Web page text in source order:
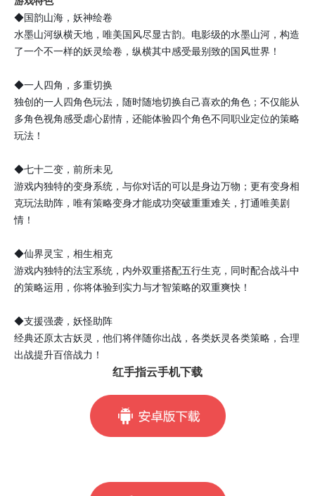
◆国韵山海，妖神绘卷
水墨山河纵横天地，唯美国风尽显古韵。电影级的水墨山河，构造
了一个不一样的妖灵绘卷，纵横其中感受最别致的国风世界！
◆一人四角，多重切换
独创的一人四角色玩法，随时随地切换自己喜欢的角色；不仅能从
多角色视角感受虐心剧情，还能体验四个角色不同职业定位的策略
玩法！
◆七十二变，前所未见
游戏内独特的变身系统，与你对话的可以是身边万物；更有变身相
克玩法助阵，唯有策略变身才能成功突破重重难关，打通唯美剧
情！
◆仙界灵宝，相生相克
游戏内独特的法宝系统，内外双重搭配五行生克，同时配合战斗中
的策略运用，你将体验到实力与才智策略的双重爽快！
◆支援强袭，妖怪助阵
经典还原太古妖灵，他们将伴随你出战，各类妖灵各类策略，合理
出战提升百倍战力！
红手指云手机下载